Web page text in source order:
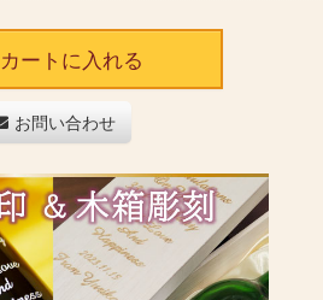
カートに入れる
お問い合わせ